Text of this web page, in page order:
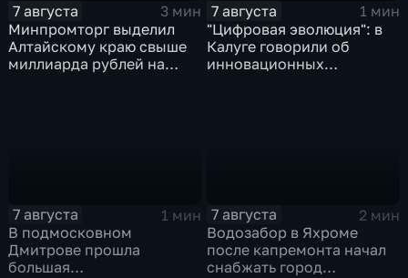
7 августа
3 мин
Минпромторг выделил
Алтайскому краю свыше
миллиарда рублей на
7 августа
1 мин
"Цифровая эволюция": в
Калуге говорили об
инновационных
7 августа
1 мин
В подмосковном
Дмитрове прошла
большая
7 августа
2 мин
Водозабор в Яхроме
после капремонта начал
снабжать город